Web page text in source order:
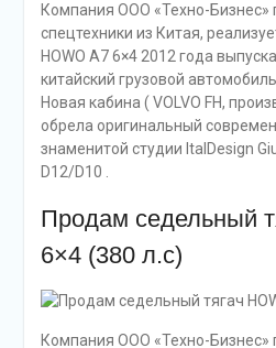
Компания ООО «Техно-Бизнес»
спецтехники из Китая,
HOWO A7 6×4 2012 года
китайский грузовой
Новая кабина ( VOLVO FH,
обрела оригинальный
знаменитой студии ItalDesign
D12/D10 .
Продам седельный
6×4 (380 л.с)
Компания ООО «Техно-Бизнес»